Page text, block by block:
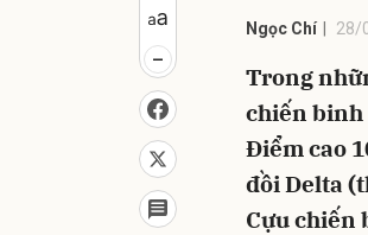
Ngọc Chí 28/
Trong
chiến binh
Điểm cao
đồi Delta
Cựu chiến